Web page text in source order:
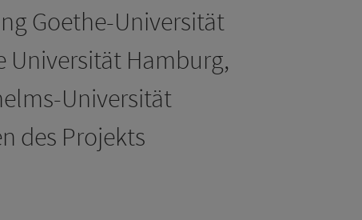
Goethe-Universität
Universität Hamburg,
Universität
des Projekts